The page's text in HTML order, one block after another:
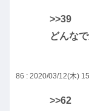
>>39
どんな
86 : 2020/03/12(木)
>>62